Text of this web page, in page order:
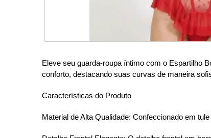
Eleve seu guarda-roupa íntimo com o Espartilho
conforto, destacando suas curvas de maneira
Características do Produto
Material de Alta Qualidade: Confeccionado em